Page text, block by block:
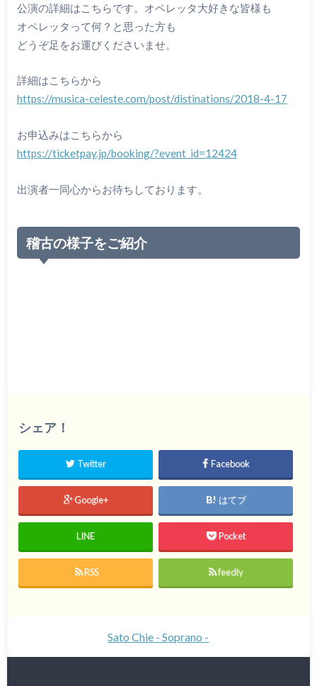
公演の詳細はこちらです。オペレッタ大好きな皆様も
オペレッタって何？と思った方も
どうぞ足をお運びくださいませ。
詳細はこちらから
https://musica-celeste.com/post/distinations/2018-4-17
お申込みはこちらから
https://ticketpay.jp/booking/?event_id=12424
出演者一同心からお待ちしております。
稽古の様子をご紹介
シェア！
Twitter Facebook
Google+ はてブ
LINE Pocket
RSS feedly
Sato Chie - Soprano -